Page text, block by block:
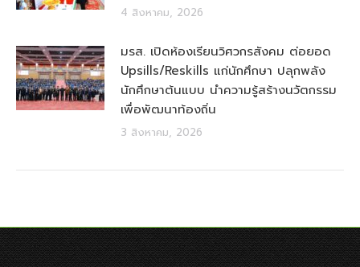
4 สิงหาคม, 2026
มรส. เปิดห้องเรียนวิศวกรสังคม ต่อยอด
Upsills/Reskills แก่นักศึกษา ปลุกพลัง
นักศึกษาต้นแบบ นำความรู้สร้างนวัตกรรม
เพื่อพัฒนาท้องถิ่น
3 สิงหาคม, 2026